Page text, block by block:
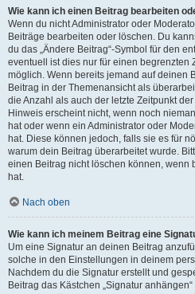
Wie kann ich einen Beitrag bearbeiten
Wenn du nicht Administrator oder
Beiträge bearbeiten oder löschen. Du
du das „Ändere Beitrag“-Symbol für den
eventuell ist dies nur für einen begrenzten
möglich. Wenn bereits jemand auf deinen
Beitrag in der Themenansicht als
die Anzahl als auch der letzte Zeitpunkt
Hinweis erscheint nicht, wenn noch
hat oder wenn ein Administrator oder
hat. Diese können jedoch, falls sie es für
warum dein Beitrag überarbeitet wurde.
einen Beitrag nicht löschen können, wenn
hat.
Nach oben
Wie kann ich meinem Beitrag eine
Um eine Signatur an deinen Beitrag
solche in den Einstellungen in deinem
Nachdem du die Signatur erstellt und
Beitrag das Kästchen „Signatur